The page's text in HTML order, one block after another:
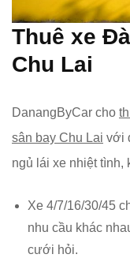
Thuê xe
Chu Lai
DanangByCar cho
sân bay Chu Lai với
ngủ lái xe nhiệt tình,
Xe 4/7/16/30/45
nhu cầu khác
cưới hỏi.